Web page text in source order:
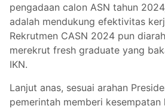
pengadaan calon ASN tahun
adalah mendukung efektivitas
Rekrutmen CASN 2024 pun
merekrut fresh graduate yang
IKN.
Lanjut anas, sesuai arahan
pemerintah memberi